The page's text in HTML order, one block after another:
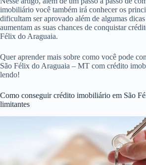
imobiliário você também irá conhecer os
dificultam ser aprovado além de algumas
aumentam as suas chances de conquistar
Félix do Araguaia.
Quer aprender mais sobre como você pode
São Félix do Araguaia – MT com crédito
lendo!
Como conseguir crédito imobiliário em São
limitantes